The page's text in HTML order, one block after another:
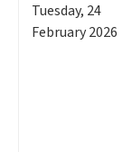
Tuesday, 24
February 2026